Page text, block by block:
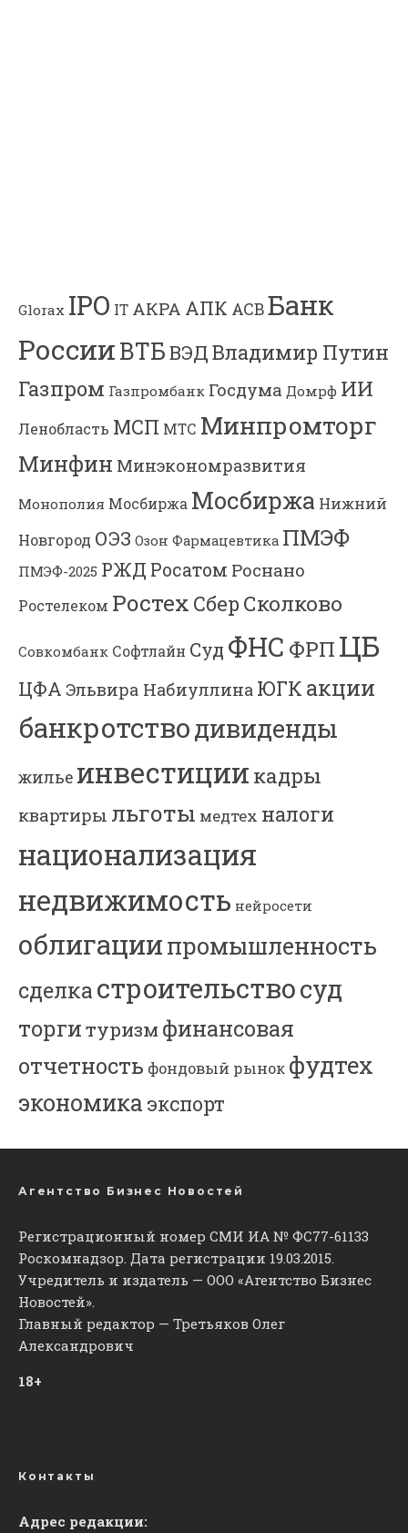
Glorax IPO IT АКРА АПК АСВБанк
РоссииВТБВЭДВладимир Путин
Газпром Газпромбанк Госдума Домрф ИИ
Ленобласть МСП МТС Минпромторг
Минфин Минэкономразвития
Монополия Мосбиржа Мосбиржа Нижний
Новгород ОЭЗ Озон Фармацевтика ПМЭФ
ПМЭФ-2025 РЖД Росатом Роснано
Ростелеком Ростех Сбер Сколково
Совкомбанк Софтлайн Суд ФНС ФРП ЦБ
ЦФА Эльвира Набиуллина ЮГК акции
банкротстводивиденды
жилье инвестиции кадры
квартиры льготы медтех налоги
национализация
недвижимость нейросети
облигациипромышленность
сделкастроительствосуд
торгитуризм финансовая
отчетность фондовый рынок фудтех
экономика экспорт
Агентство Бизнес Новостей
Регистрационный номер СМИ ИА № ФС77-61133
Роскомнадзор. Дата регистрации 19.03.2015.
Учредитель и издатель — ООО «Агентство Бизнес
Новостей».
Главный редактор — Третьяков Олег
Александрович
18+
Контакты
Адрес редакции: